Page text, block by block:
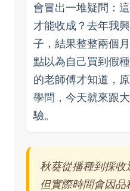
會冒出一堆疑問：
才能收成？去年我
子，結果整整兩個
點以為自己買到假
的老師傅才知道，
學問，今天就來跟
驗。
秋葵從播種到採收
但實際時間會因